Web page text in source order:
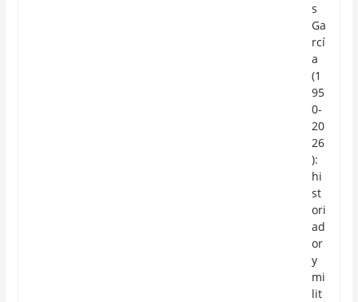
s
Ga
rcí
a
(1
95
0-
20
26
):
hi
st
ori
ad
or
y
mi
lit